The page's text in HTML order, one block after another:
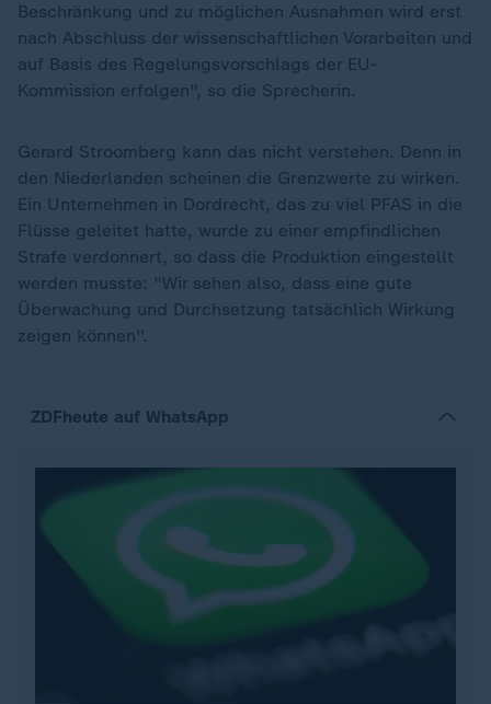
Beschränkung und zu möglichen Ausnahmen wird erst
nach Abschluss der wissenschaftlichen Vorarbeiten und
auf Basis des Regelungsvorschlags der EU-
Kommission erfolgen", so die Sprecherin.
Gerard Stroomberg kann das nicht verstehen. Denn in
den Niederlanden scheinen die Grenzwerte zu wirken.
Ein Unternehmen in Dordrecht, das zu viel PFAS in die
Flüsse geleitet hatte, wurde zu einer empfindlichen
Strafe verdonnert, so dass die Produktion eingestellt
werden musste: "Wir sehen also, dass eine gute
Überwachung und Durchsetzung tatsächlich Wirkung
zeigen können".
ZDFheute auf WhatsApp